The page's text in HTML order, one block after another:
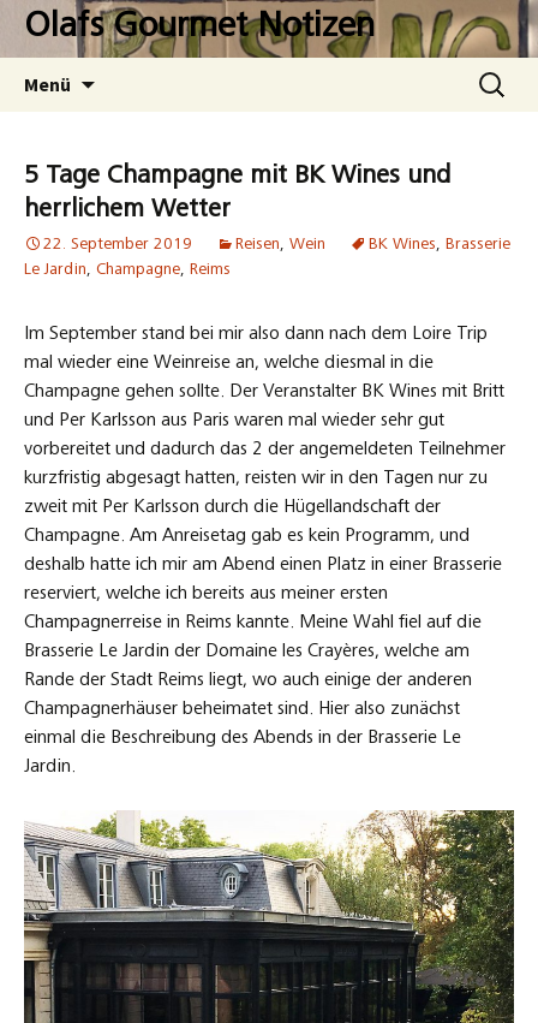
Zum
InhaltOlafs Gourmet Notizen
Menü
Suchen
nach:
5 Tage Champagne mit BK Wines und
herrlichem Wetter
22. September 2019 Reisen, Wein BK Wines, Brasserie
Le Jardin, Champagne, Reims
Im September stand bei mir also dann nach dem Loire Trip
mal wieder eine Weinreise an, welche diesmal in die
Champagne gehen sollte. Der Veranstalter BK Wines mit Britt
und Per Karlsson aus Paris waren mal wieder sehr gut
vorbereitet und dadurch das 2 der angemeldeten Teilnehmer
kurzfristig abgesagt hatten, reisten wir in den Tagen nur zu
zweit mit Per Karlsson durch die Hügellandschaft der
Champagne. Am Anreisetag gab es kein Programm, und
deshalb hatte ich mir am Abend einen Platz in einer Brasserie
reserviert, welche ich bereits aus meiner ersten
Champagnerreise in Reims kannte. Meine Wahl fiel auf die
Brasserie Le Jardin der Domaine les Crayères, welche am
Rande der Stadt Reims liegt, wo auch einige der anderen
Champagnerhäuser beheimatet sind. Hier also zunächst
einmal die Beschreibung des Abends in der Brasserie Le
Jardin.